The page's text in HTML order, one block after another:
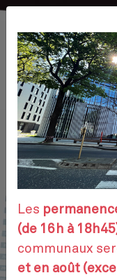
VOS
Les
(de 16h à
communaux
et en août